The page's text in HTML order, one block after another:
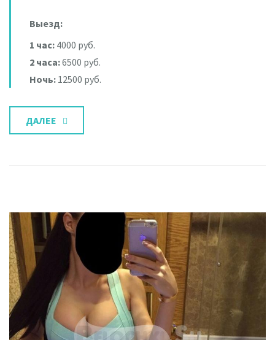
Выезд:
1 час: 4000 руб.
2 часа:6500 руб.
Ночь: 12500 руб.
ДАЛЕЕ